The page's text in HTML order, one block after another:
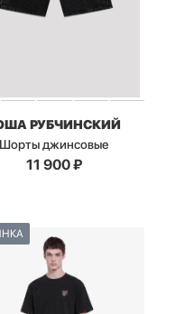
РУБЧИНСКИЙ
Шорты джинсовые
11 900₽